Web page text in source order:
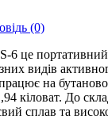
(0)
6 це
видів
на
кіловат. До
сплав та